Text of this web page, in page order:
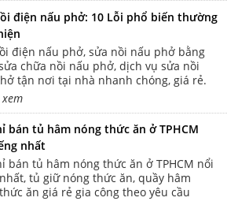
1
<p
<p
Bếp
điện nấu phở: 10 Lỗi phổ biến thường
điện nấu phở, sửa nồi nấu phở bằng
chữa nồi nấu phở, dịch vụ sửa nồi
tận nơi tại nhà nhanh chóng, giá rẻ.
bán tủ hâm nóng thức ăn ở TPHCM
nhất
bán tủ hâm nóng thức ăn ở TPHCM nổi
tủ giữ nóng thức ăn, quầy hâm
ăn giá rẻ gia công theo yêu cầu